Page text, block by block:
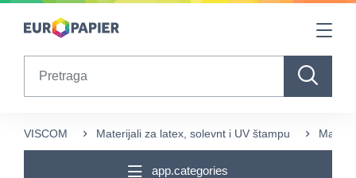
Table Of Content
VISCOM Materijali za latex, solevnt i UV štampu
app.categories